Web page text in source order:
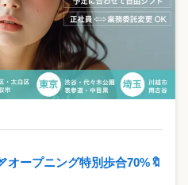
オープニング特別歩合70%🔖